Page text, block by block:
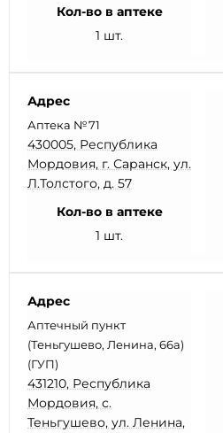
Кол-во в аптеке
1 шт.
Адрес
Аптека №71
430005, Республика
Мордовия, г. Саранск, ул.
Л.Толстого, д. 57
Кол-во в аптеке
1 шт.
Адрес
Аптечный пункт
(Теньгушево, Ленина, 66а)
(ГУП)
431210, Республика
Мордовия, с.
Теньгушево, ул. Ленина,